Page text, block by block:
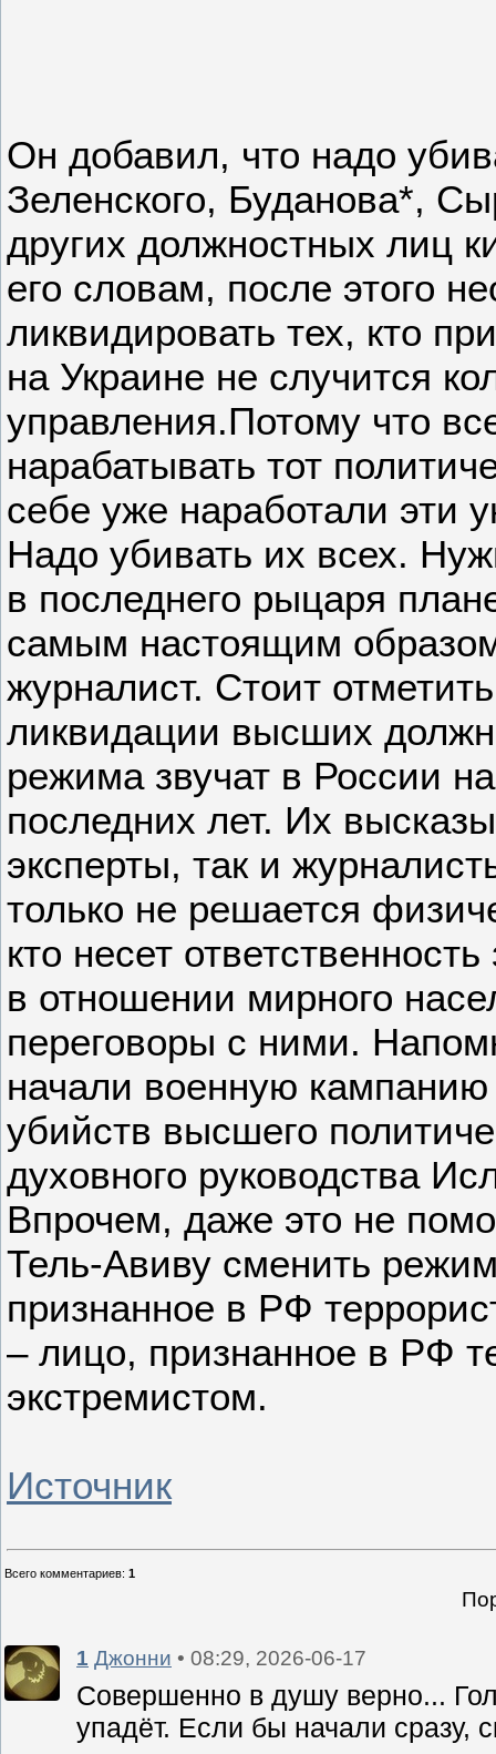
Он добавил, что надо
Зеленского, Буданова*,
других должностных лиц
его словам, после этого
ликвидировать тех, кто
на Украине не случится
управления.Потому что
нарабатывать тот
себе уже наработали эти
Надо убивать их всех.
в последнего рыцаря
самым настоящим
журналист. Стоит
ликвидации высших
режима звучат в России
последних лет. Их
эксперты, так и
только не решается
кто несет
в отношении мирного
переговоры с ними.
начали военную
убийств высшего
духовного руководства
Впрочем, даже это не
Тель-Авиву сменить
признанное в РФ
– лицо, признанное в РФ
экстремистом.
Источник
Всего комментариев: 1
1 Джонни • 08:29, 2026-06-17
Совершенно в душу верно...
упадёт. Если бы начали сразу,